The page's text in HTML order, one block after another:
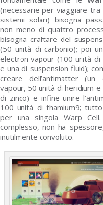
(necessarie per viaggiare tra
sistemi solari) bisogna
non meno di quattro
bisogna craftare del
(50 unità di carbonio); poi
electron vapour (100 unità di
e una di suspension fluid);
creare dell’antimatter (un
vapour, 50 unità di heridium e
di zinco) e infine unire
100 unità di thamium9;
per una singola Warp
complesso, non ha
inutilmente convoluto.